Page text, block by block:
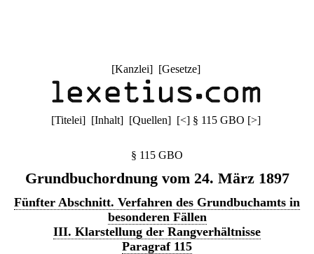
[Kanzlei] [Gesetze]
[Titelei] [Inhalt] [Quellen] [<] § 115 GBO [>]
§ 115 GBO
Grundbuchordnung vom 24. März 1897
Fünfter Abschnitt. Verfahren des Grundbuchamts in
besonderen Fällen
III. Klarstellung der Rangverhältnisse
Paragraf 115